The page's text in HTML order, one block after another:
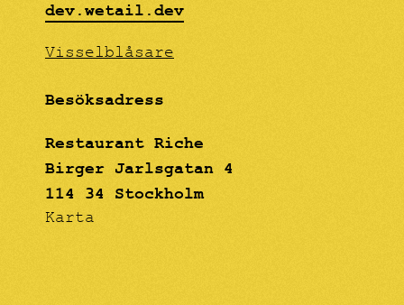
dev.wetail.dev
Visselblåsare
Besöksadress
Restaurant Riche
Birger Jarlsgatan 4
114 34 Stockholm
Karta